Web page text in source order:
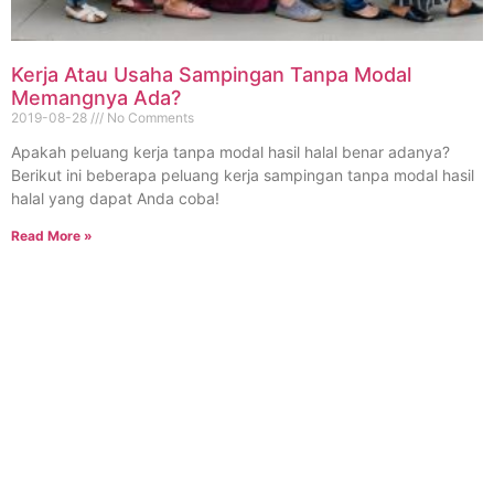
Kerja Atau Usaha Sampingan Tanpa Modal
Memangnya Ada?
2019-08-28 No Comments
Apakah peluang kerja tanpa modal hasil halal benar adanya?
Berikut ini beberapa peluang kerja sampingan tanpa modal hasil
halal yang dapat Anda coba!
Read More »